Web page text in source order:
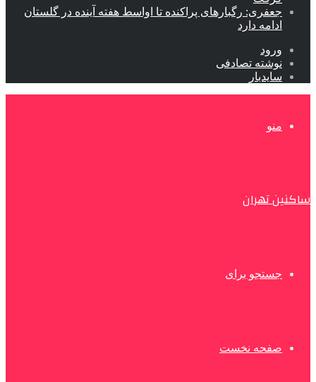
جعفری: رگبارهای پراکنده تا اواسط هفته آینده در گلستان
ادامه دارد
ورود
نوشته تصادفی
سایدبار
منو
ساکنین تهران
جستجو برای
صفحه نخست